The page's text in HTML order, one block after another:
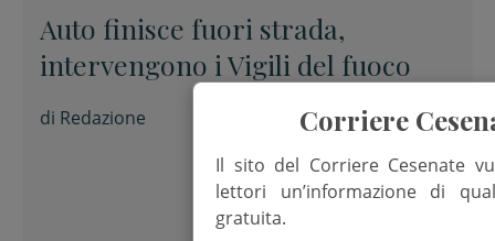
Auto finisce fuori strada,
intervengono i Vigili del fuoco
di Redazione Corriere
Il sito del Corriere Cesenate
lettori un’informazione di
gratuita.